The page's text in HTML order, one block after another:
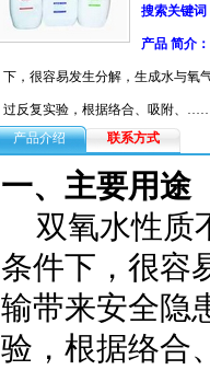
搜索关键词
产品 简介：
下，很容易发生分解，生成水与氧
过反复实验，根据络合、吸附、
产品介绍
联系方式
一、主要用途
双氧水性质
条件下，很容
输带来安全隐
验，根据络合